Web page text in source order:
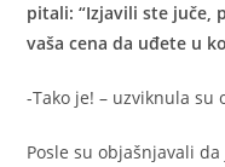
pitali: “Izjavili ste juče,
vaša cena da uđete u
-Tako je! – uzviknula su
Posle su objašnjavali